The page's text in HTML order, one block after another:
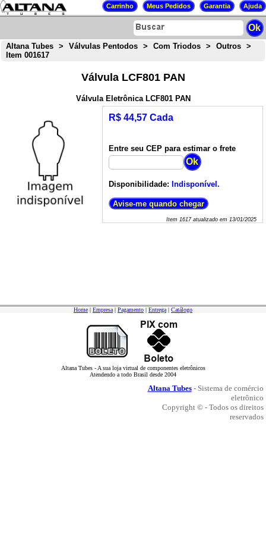
Altana Tubes > Válvulas Pentodos > Com Triodos > Outros
>
Item 001617
Válvula LCF801 PAN
Válvula Eletrônica LCF801 PAN
R$ 44,57 Cada
Entre seu CEP para estimar o frete
Disponibilidade: Indisponível.
Item 1617atualizado em 13/01/2025
Home | Empresa | Pagamento | Entrega | Catálogo
Altana Tubes - A sua loja virtual de componentes eletrônicos
Atendendo a todo Brasil desde 2004
Altana Tubes- Sistema de comércio
eletrônico
Copyright © - Todos os direitos
reservados